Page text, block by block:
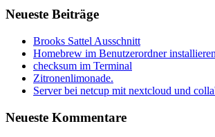
Neueste Beiträge
Brooks Sattel Ausschnitt
Homebrew im Benutzerordner
checksum im Terminal
Zitronenlimonade.
Server bei netcup mit nextcloud und
Neueste Kommentare